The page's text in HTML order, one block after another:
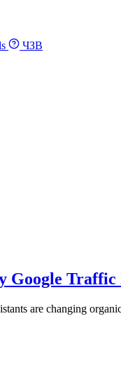
ЧЗВ
Google Traffic
are changing